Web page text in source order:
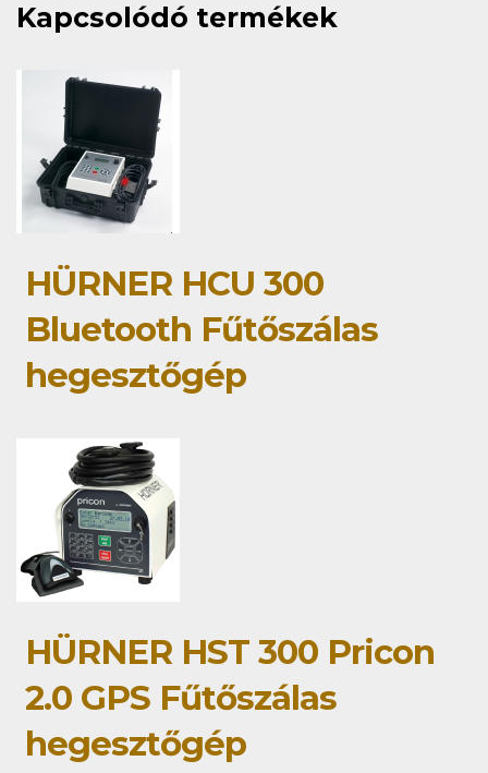
Kapcsolódó termékek
HÜRNER HCU 300
Bluetooth Fűtőszálas
hegesztőgép
HÜRNER HST 300 Pricon
2.0 GPS Fűtőszálas
hegesztőgép